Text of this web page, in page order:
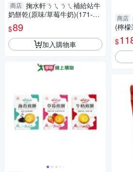
商店 掬水軒ㄋㄟㄋㄟ補給站牛
奶餅乾(原味/草莓牛奶)(171-26
6G/盒)【愛買】
$89
加入購物車
商店
(檸檬
$